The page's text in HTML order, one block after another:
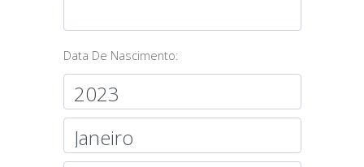
Data De Nascimento: